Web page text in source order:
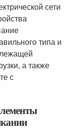
сети
типа и
а также
с